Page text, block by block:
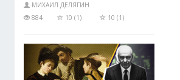
МИХАИЛ ДЕЛЯГИН
884
10 (1) 10 (1)